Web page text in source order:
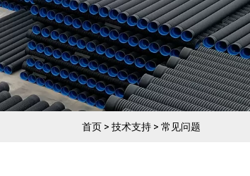
首页 > 技术支持 > 常见问题